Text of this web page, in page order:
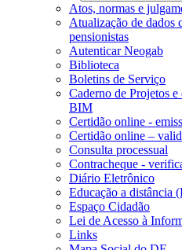
Atos, normas e
Atualização de dados
pensionistas
Autenticar Neogab
Biblioteca
Boletins de Serviço
Caderno de Projetos
BIM
Certidão online -
Certidão online –
Consulta processual
Contracheque -
Diário Eletrônico
Educação a distância
Espaço Cidadão
Lei de Acesso à
Links